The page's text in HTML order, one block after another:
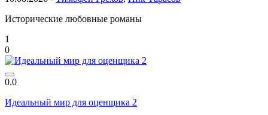
Исторические любовные романы
1
0
0.0
Идеальный мир для оценщика 2